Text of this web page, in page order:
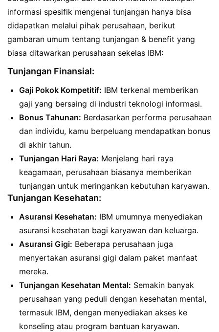
informasi spesifik mengenai tunjangan hanya bisa
didapatkan melalui pihak perusahaan, berikut
gambaran umum tentang tunjangan & benefit yang
biasa ditawarkan perusahaan sekelas IBM:
Tunjangan Finansial:
Gaji Pokok Kompetitif: IBM terkenal memberikan
gaji yang bersaing di industri teknologi informasi.
Bonus Tahunan: Berdasarkan performa perusahaan
dan individu, kamu berpeluang mendapatkan bonus
di akhir tahun.
Tunjangan Hari Raya: Menjelang hari raya
keagamaan, perusahaan biasanya memberikan
tunjangan untuk meringankan kebutuhan karyawan.
Tunjangan Kesehatan:
Asuransi Kesehatan: IBM umumnya menyediakan
asuransi kesehatan bagi karyawan dan keluarga.
Asuransi Gigi: Beberapa perusahaan juga
menyertakan asuransi gigi dalam paket manfaat
mereka.
Tunjangan Kesehatan Mental: Semakin banyak
perusahaan yang peduli dengan kesehatan mental,
termasuk IBM, dengan menyediakan akses ke
konseling atau program bantuan karyawan.